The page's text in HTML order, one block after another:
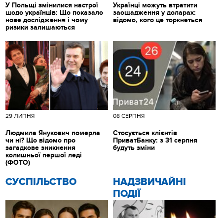
У Польщі змінилися настрої
щодо українців: Що показало
нове дослідження і чому
ризики залишаються
Українці можуть втратити
заощадження у доларах:
відомо, кого це торкнеться
CУСПІЛЬСТВО
НАДЗВИЧАЙНІ
ПОДІЇ
29 ЛИПНЯ
Людмила Янукович померла
чи ні? Що відомо про
загадкове зникнення
колишньої першої леді
(ФОТО)
08 СЕРПНЯ
Стосується клієнтів
ПриватБанку: з 31 серпня
будуть зміни